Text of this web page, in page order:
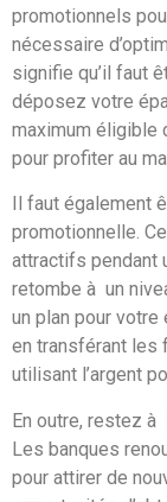
promotionnels
nécessaire
signifie qu’il faut
déposez votre
maximum éligible
pour profiter au
Il faut également
promotionnelle.
attractifs pendant
retombe à un
un plan pour
en transférant les
utilisant l’argent
En outre, restez à
Les banques
pour attirer de